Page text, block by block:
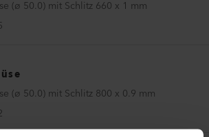
(ø 50.0) mit Schlitz 660 x 1 mm
(ø 50.0) mit Schlitz 800 x 0.9 mm